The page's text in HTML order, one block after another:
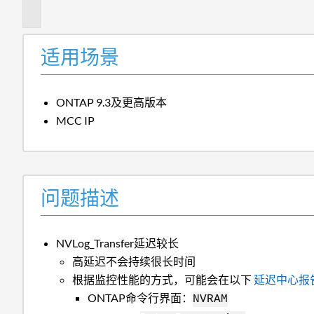
适用场景
ONTAP 9.3及更高版本
MCC IP
问题描述
NVLog_Transfer延迟较长
高延迟不会持续很长时间
根据监控性能的方式，可能会在以下延迟中心报
ONTAP命令行界面： NVRAM